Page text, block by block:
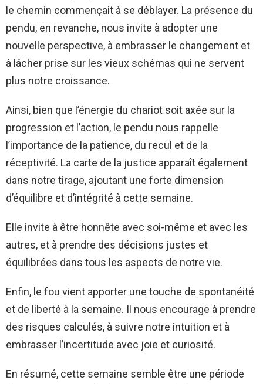
le chemin commençait à se déblayer. La présence du
pendu, en revanche, nous invite à adopter une
nouvelle perspective, à embrasser le changement et
à lâcher prise sur les vieux schémas qui ne servent
plus notre croissance.
Ainsi, bien que l’énergie du chariot soit axée sur la
progression et l’action, le pendu nous rappelle
l’importance de la patience, du recul et de la
réceptivité. La carte de la justice apparaît également
dans notre tirage, ajoutant une forte dimension
d’équilibre et d’intégrité à cette semaine.
Elle invite à être honnête avec soi-même et avec les
autres, et à prendre des décisions justes et
équilibrées dans tous les aspects de notre vie.
Enfin, le fou vient apporter une touche de spontanéité
et de liberté à la semaine. Il nous encourage à prendre
des risques calculés, à suivre notre intuition et à
embrasser l’incertitude avec joie et curiosité.
En résumé, cette semaine semble être une période